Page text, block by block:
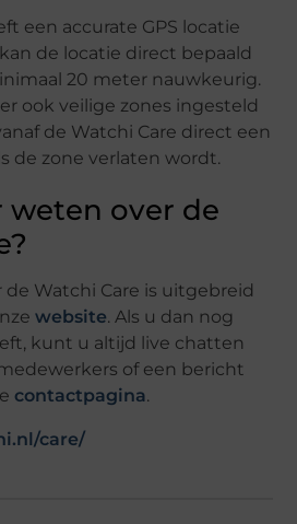
een accurate GPS locatie
de locatie direct bepaald
20 meter nauwkeurig.
ook veilige zones ingesteld
de Watchi Care direct een
de zone verlaten wordt.
weten over de
Watchi Care is uitgebreid
website. Als u dan nog
kunt u altijd live chatten
of een bericht
contactpagina.
care/